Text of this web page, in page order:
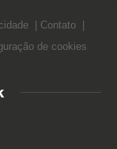
Contato
de cookies